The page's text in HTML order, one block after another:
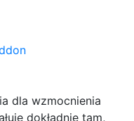
dla wzmocnienia
dokładnie tam,